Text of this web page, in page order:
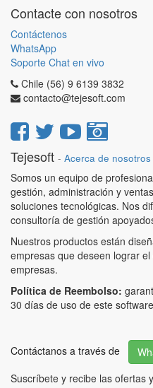
Contacte con nosotros
Contáctenos
WhatsApp
Soporte Chat en vivo
Chile (56) 9 6139 3832
contacto@tejesoft.com
Tejesoft - Acerca de nosotros
Somos un equipo de
gestión, administración y
soluciones tecnológicas. Nos
consultoría de gestión
Nuestros productos están
empresas que deseen lograr
empresas.
Política de Reembolso:
30 días de uso de este
Contáctanos a través de
Suscríbete y recibe las ofertas